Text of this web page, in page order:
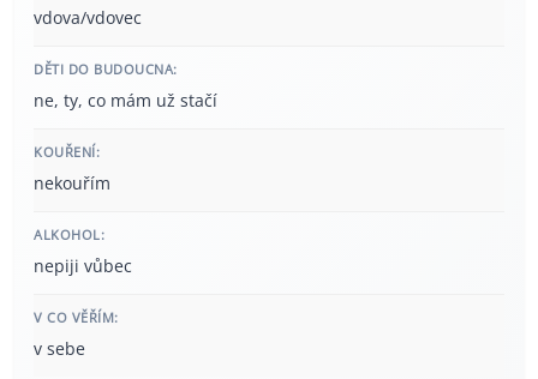
vdova/vdovec
DĚTI DO BUDOUCNA:
ne, ty, co mám už stačí
KOUŘENÍ:
nekouřím
ALKOHOL:
nepiji vůbec
V CO VĚŘÍM:
v sebe